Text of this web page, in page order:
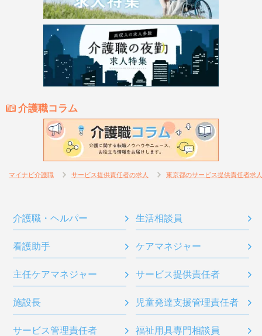
介護職コラム
マイナビ介護職 サービス提供責任者の求人 東京都のサービス提供責任者求人
介護職・ヘルパー 生活相談員
看護助手 ケアマネジャー
主任ケアマネジャー サービス提供責任者
施設長 児童発達支援管理責任者
サービス管理責任者 福祉用具専門相談員